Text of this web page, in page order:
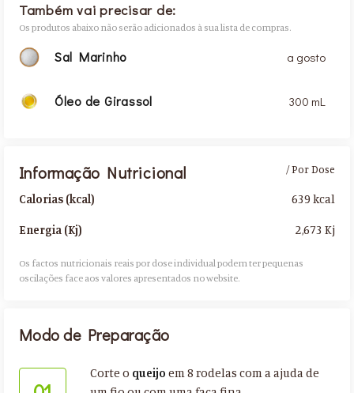
Também vai precisar de:
Os produtos abaixo não serão adicionados à sua lista de compras.
Sal Marinho a gosto
Óleo de Girassol 300 mL
Informação Nutricional
Calorias (kcal)
Energia (Kj)
/ Por Dose
639 kcal
2,673 Kj
Os factos nutricionais reais por dose individual podem ter pequenas
oscilações face aos valores apresentados no website.​
Modo de Preparação
Corte o queijo em 8 rodelas com a ajuda de